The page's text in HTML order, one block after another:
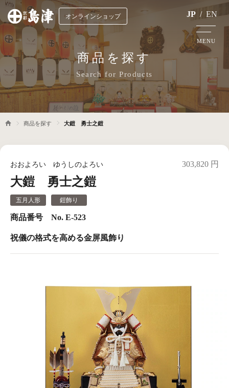
オンラインショップ JP / EN
MENU
商品を探す
Search for Products
商品を探す 大鎧 勇士之鎧
おおよろい ゆうしのよろい
大鎧 勇士之鎧
五月人形 鎧飾り
商品番号 No. E-523
祝儀の格式を高める金屏風飾り
303,820 円